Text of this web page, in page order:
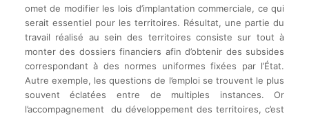
omet de modifier les lois d’implantation commerciale, ce qui
serait essentiel pour les territoires. Résultat, une partie du
travail réalisé au sein des territoires consiste sur tout à
monter des dossiers financiers afin d’obtenir des subsides
correspondant à des normes uniformes fixées par l’État.
Autre exemple, les questions de l’emploi se trouvent le plus
souvent éclatées entre de multiples instances. Or
l’accompagnement du développement des territoires, c’est